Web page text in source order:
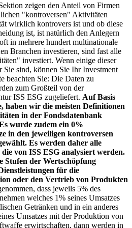
zeigen den Anteil von Firmen
"kontroversen" Aktivitäten
wirklich kontrovers ist und ob diese
ist, ist natürlich den Anlegern
in mehrere hundert multinationale
Branchen investieren, sind fast alle
investiert. Wenn einige dieser
sind, können Sie Ihr Investment
beachten Sie: Die Daten zu
zum Großteil von der
ISS ESG zugeliefert. Auf Basis
haben wir die meisten Definitionen
in der Fondsdatenbank
wurde zudem ein 0%
in den jeweiligen kontroversen
Es werden daher alle
von ISS ESG analysiert werden.
Stufen der Wertschöpfung
für die
oder den Vertrieb von Produkten
dass jeweils 5% des
welches 1% seines Umsatzes
Getränken und in ein anderes
Umsatzes mit der Produktion von
erwirtschaften, dann werden in